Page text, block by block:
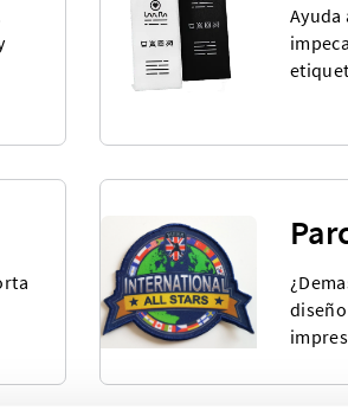
Ayuda